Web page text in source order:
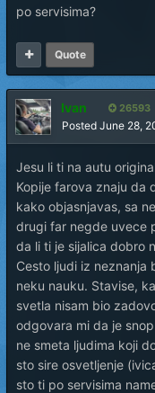
po servisima?
Quote
Ivan 26593
Posted June 28,
Jesu li ti na autu
Kopije farova znaju da
kako objasnjavas, sa
drugi far negde uvece
da li ti je sijalica dobro
Cesto ljudi iz
neku nauku. Stavise,
svetla nisam bio
odgovara mi da je
ne smeta ljudima koji
sto sire osvetljenje
sto ti po servisima